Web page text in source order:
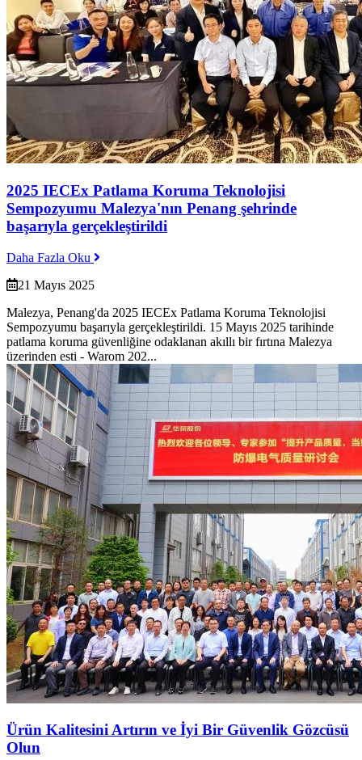
2025 IECEx Patlama Koruma Teknolojisi
Sempozyumu Malezya'nın Penang şehrinde
başarıyla gerçekleştirildi
Daha Fazla Oku
21 Mayıs 2025
Malezya, Penang'da 2025 IECEx Patlama Koruma Teknolojisi
Sempozyumu başarıyla gerçekleştirildi. 15 Mayıs 2025 tarihinde
patlama koruma güvenliğine odaklanan akıllı bir fırtına Malezya
üzerinden esti - Warom 202...
Ürün Kalitesini Artırın ve İyi Bir Güvenlik Gözcüsü
Olun